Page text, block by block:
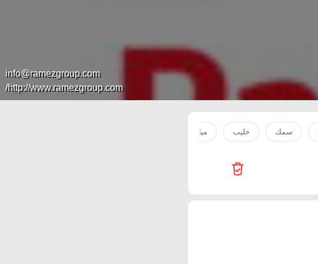
info@ramezgroup.com
http://www.ramezgroup.com/
سمك حليب مياه